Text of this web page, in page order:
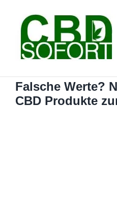
springen
Falsche Werte?
CBD Produkte